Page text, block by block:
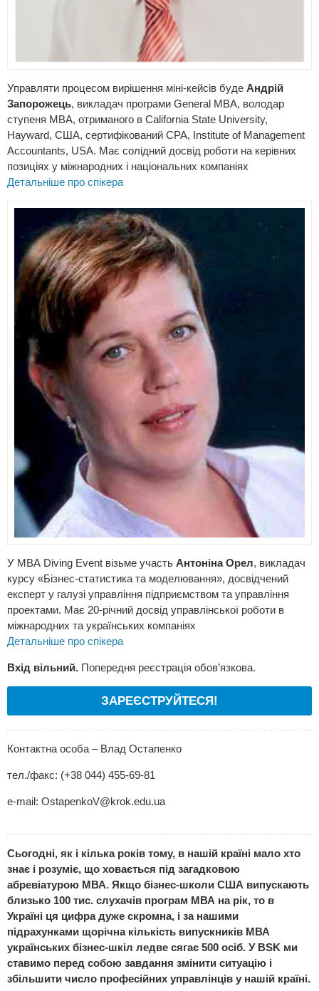
Управляти процесом вирішення міні-кейсів буде Андрій
Запорожець, викладач програми General MBA, володар
ступеня МВА, отриманого в California State University,
Hayward, США, сертифікований СРА, Institute of Management
Accountants, USA. Має солідний досвід роботи на керівних
позиціях у міжнародних і національних компаніях
Детальніше про спікера
У МВА Diving Event візьме участь Антоніна Орел, викладач
курсу «Бізнес-статистика та моделювання», досвідчений
експерт у галузі управління підприємством та управління
проектами. Має 20-річний досвід управлінської роботи в
міжнародних та українських компаніях
Детальніше про спікера
Вхід вільний. Попередня реєстрація обов’язкова.
ЗАРЕЄСТРУЙТЕСЯ!
Контактна особа – Влад Остапенко
тел./факс: (+38 044) 455-69-81
e-mail: OstapenkoV@krok.edu.ua
Сьогодні, як і кілька років тому, в нашій країні мало хто
знає і розуміє, що ховається під загадковою
абревіатурою МВА. Якщо бізнес-школи США випускають
близько 100 тис. слухачів програм МВА на рік, то в
Україні ця цифра дуже скромна, і за нашими
підрахунками щорічна кількість випускників МВА
українських бізнес-шкіл ледве сягає 500 осіб. У BSK ми
ставимо перед собою завдання змінити ситуацію і
збільшити число професійних управлінців у нашій країні.